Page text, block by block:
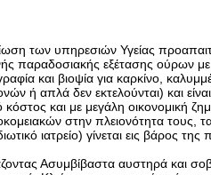
των υπηρεσιών Υγείας
παραδοσιακής εξέτασης ούρων
και βιοψία για καρκίνο,
ή απλά δεν εκτελούνται) και
και με μεγάλη
στην πλειονότητα τους,
ιατρείο) γίνεται εις βάρος
Ασυμβίβαστα αυστηρά και